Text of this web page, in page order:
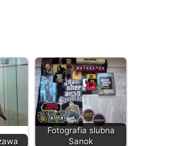
Fotografia slubna
Sanok